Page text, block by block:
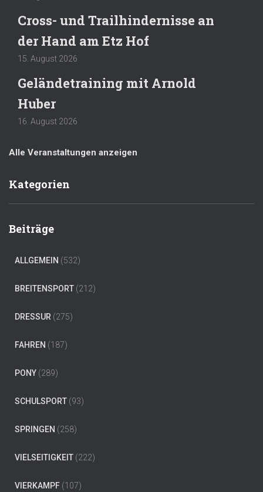
Cross- und Trailhindernisse an
der Hand am Etz Hof
15. August 2026
Geländetraining mit Arnold
Huber
16. August 2026
Alle Veranstaltungen anzeigen
Kategorien
Beiträge
ALLGEMEIN (532)
BREITENSPORT (212)
DRESSUR (275)
FAHREN (187)
PONY (289)
SCHULSPORT (93)
SPRINGEN (258)
VIELSEITIGKEIT (222)
VIERKAMPF (107)